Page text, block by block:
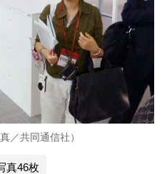
／共同通信社）
真46枚